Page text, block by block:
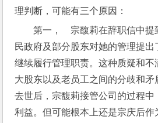
理判断，可能有三个原因：
第一，    宗馥莉在辞职信中
民政府及部分股东对她的管理提
继续履行管理职责。这种质疑和不
大股东以及老员工之间的分歧和
去世后，宗馥莉接管公司的过程
利益。但可能根本上还是宗庆后